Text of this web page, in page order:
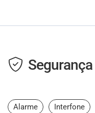
Segurança
Alarme Interfone